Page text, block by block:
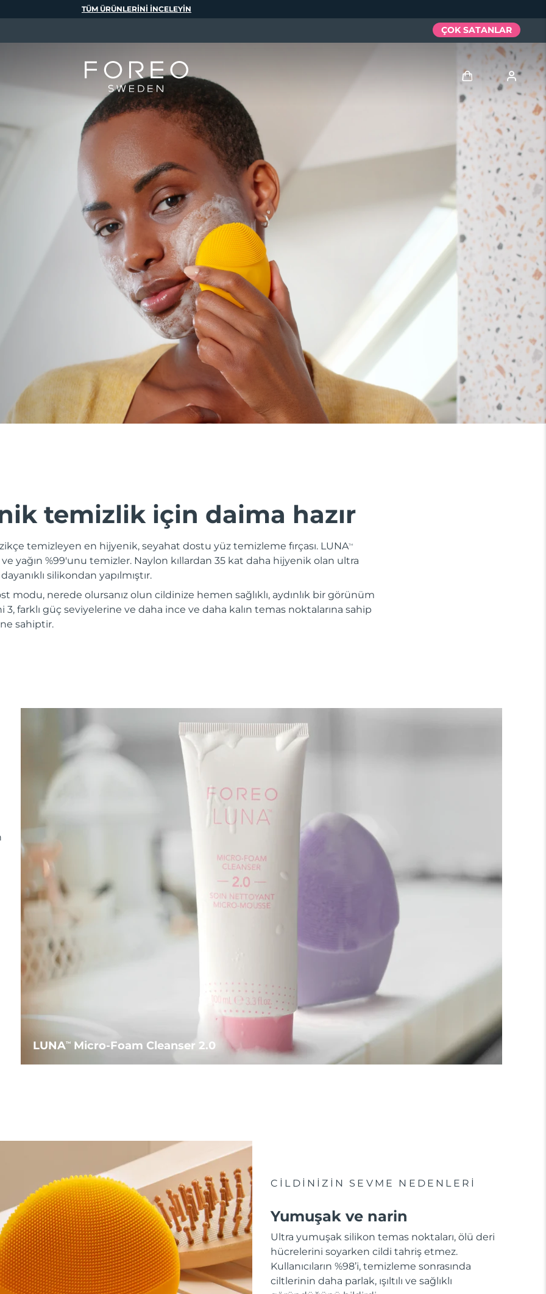
temizlik için daima hazır
temizleyen en hijyenik, seyahat dostu yüz temizleme fırçası. LUNATM
yağın %99'unu temizler. Naylon kıllardan 35 kat daha hijyenik olan ultra
silikondan yapılmıştır.
modu, nerede olursanız olun cildinize hemen sağlıklı, aydınlık bir görünüm
3, farklı güç seviyelerine ve daha ince ve daha kalın temas noktalarına sahip
sahiptir.
LUNATMMicro-Foam Cleanser 2.0
CİLDİNİZİN SEVME NEDENLERİ
Yumuşak ve narin
Ultra yumuşak silikon temas noktaları, ölü deri
hücrelerini soyarken cildi tahriş etmez.
Kullanıcıların %98’i, temizleme sonrasında
ciltlerinin daha parlak, ışıltılı ve sağlıklı
TÜM ÜRÜNLERINI INCELEYIN
ÇOK SATANLAR
Giriş
Kullanici profi̇li̇
Cihazlarım
Siparişlerim
Adresim
Aboneliklerim